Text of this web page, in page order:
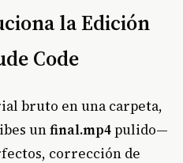
la Edición
Code
bruto en una carpeta,
unfinal.mp4pulido—
corrección de